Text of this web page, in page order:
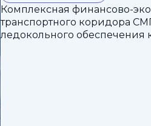
Комплексная финансово-
транспортного коридора
ледокольного